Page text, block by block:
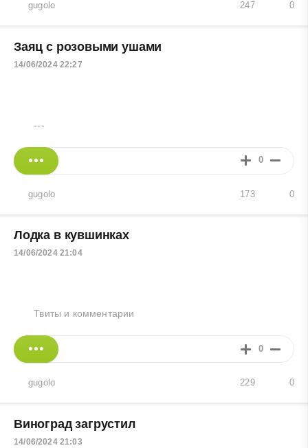
gugolo 0
247
Заяц с розовыми ушами
14/06/2024 22:27
---
0
gugolo 0
173
Лодка в кувшинках
14/06/2024 21:04
Твиты и комментарии
0
gugolo 0
229
Виноград загрустил
14/06/2024 21:03